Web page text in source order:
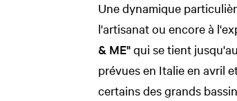
Une dynamique
l'artisanat ou encore à
& ME"qui se tient
prévues en Italie en avril
certains des grands